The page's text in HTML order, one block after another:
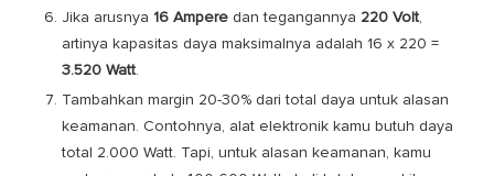
Jika arusnya 16 Ampere dan tegangannya 220 Volt,
artinya kapasitas daya maksimalnya adalah 16 x 220 =
3.520 Watt.
Tambahkan margin 20-30% dari total daya untuk alasan
keamanan. Contohnya, alat elektronik kamu butuh daya
total 2.000 Watt. Tapi, untuk alasan keamanan, kamu